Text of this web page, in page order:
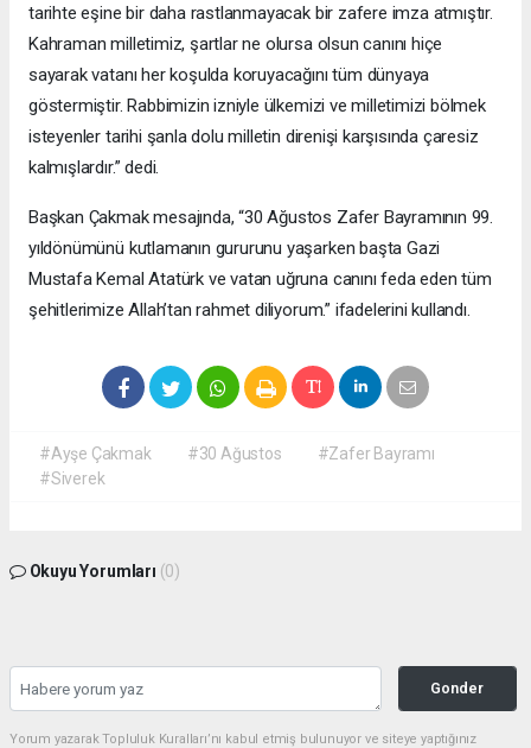
tarihte eşine bir daha rastlanmayacak bir zafere imza atmıştır.
Kahraman milletimiz, şartlar ne olursa olsun canını hiçe
sayarak vatanı her koşulda koruyacağını tüm dünyaya
göstermiştir. Rabbimizin izniyle ülkemizi ve milletimizi bölmek
isteyenler tarihi şanla dolu milletin direnişi karşısında çaresiz
kalmışlardır.” dedi.
Başkan Çakmak mesajında, “30 Ağustos Zafer Bayramının 99.
yıldönümünü kutlamanın gururunu yaşarken başta Gazi
Mustafa Kemal Atatürk ve vatan uğruna canını feda eden tüm
şehitlerimize Allah’tan rahmet diliyorum.” ifadelerini kullandı.
#Ayşe Çakmak #30 Ağustos
#Zafer Bayramı
#Siverek
Okuyu Yorumları (0)
Gonder
Yorum yazarak Topluluk Kuralları’nı kabul etmiş bulunuyor ve siteye yaptığınız